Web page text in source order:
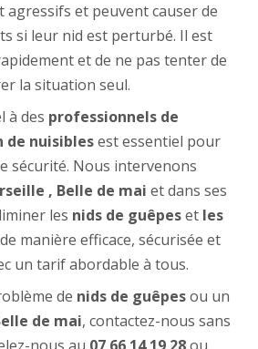
agressifs et peuvent causer de
si leur nid est perturbé. Il est
et de ne pas tenter de
la situation seul.
à des professionnels de
nuisiblesest essentiel pour
sécurité. Nous intervenons
, Belle de mai et dans ses
les nids de guêpeset les
de manière efficace, sécurisée et
un tarif abordable à tous.
de nids de guêpesou un
de mai, contactez-nous sans